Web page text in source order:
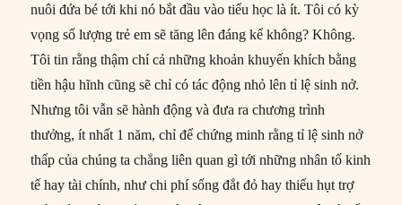
nuôi đứa bé tới khi nó bắt đầu vào tiểu học là ít. Tôi có kỳ
vọng số lượng trẻ em sẽ tăng lên đáng kể không? Không.
Tôi tin rằng thậm chí cả những khoản khuyến khích bằng
tiền hậu hĩnh cũng sẽ chỉ có tác động nhỏ lên tỉ lệ sinh nở.
Nhưng tôi vẫn sẽ hành động và đưa ra chương trình
thưởng, ít nhất 1 năm, chỉ để chứng minh rằng tỉ lệ sinh nở
thấp của chúng ta chẳng liên quan gì tới những nhân tố kinh
tế hay tài chính, như chi phí sống đắt đỏ hay thiếu hụt trợ